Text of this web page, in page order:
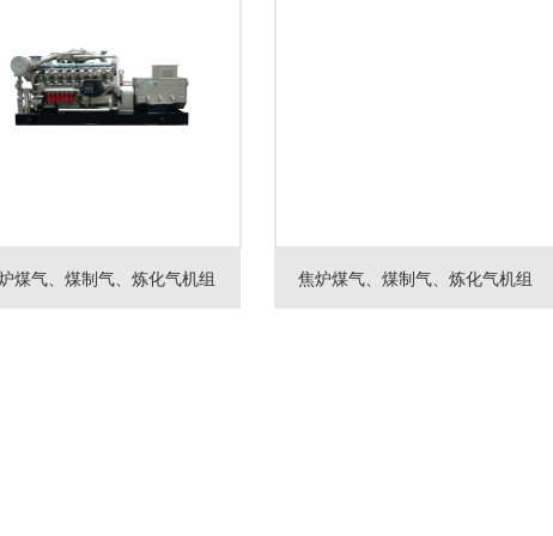
煤气、煤制气、炼化气机组 焦炉煤气、煤制气、炼化气机组